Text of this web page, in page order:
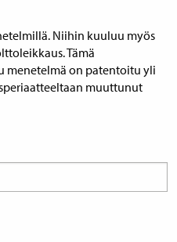
Niihin kuuluu myös
Tämä
menetelmä on patentoitu yli
muuttunut